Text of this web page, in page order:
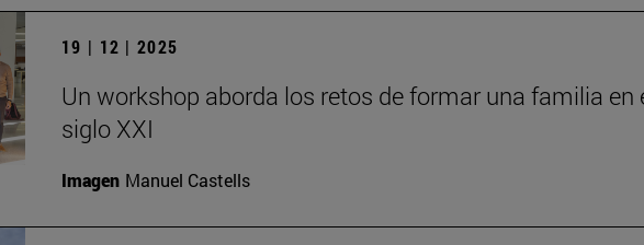
19 | 12 | 2025
Un workshop aborda los retos de formar una familia en
siglo XXI
Imagen Manuel Castells